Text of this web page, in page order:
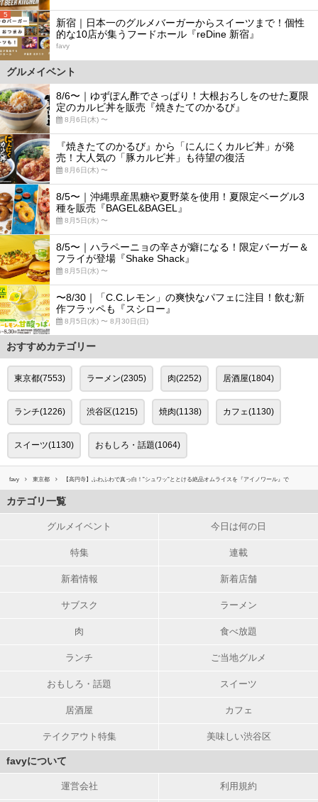
5
新宿｜日本一のグルメバーガーからスイーツまで！個性
的な10店が集うフードホール『reDine 新宿』
favy
グルメイベント
8/6〜｜ゆずぽん酢でさっぱり！大根おろしをのせた夏限
定のカルビ丼を販売『焼きたてのかるび』
8月6日(木) 〜
『焼きたてのかるび』から「にんにくカルビ丼」が発
売！大人気の「豚カルビ丼」も待望の復活
8月6日(木) 〜
8/5〜｜沖縄県産黒糖や夏野菜を使用！夏限定ベーグル3
種を販売『BAGEL&BAGEL』
8月5日(水) 〜
8/5〜｜ハラペーニョの辛さが癖になる！限定バーガー＆
フライが登場『Shake Shack』
8月5日(水) 〜
〜8/30｜「C.C.レモン」の爽快なパフェに注目！飲む新
作フラッペも『スシロー』
8月5日(水) 〜 8月30日(日)
おすすめカテゴリー
東京都(7553) ラーメン(2305) 肉(2252) 居酒屋(1804)
ランチ(1226) 渋谷区(1215) 焼肉(1138) カフェ(1130)
スイーツ(1130) おもしろ・話題(1064)
favy 東京都 【高円寺】ふわふわで真っ白！”シュワッ”ととける絶品オムライスを『アイノワール』で
カテゴリ一覧
グルメイベント 今日は何の日
特集 連載
新着情報 新着店舗
サブスク ラーメン
肉 食べ放題
ランチ ご当地グルメ
おもしろ・話題 スイーツ
居酒屋 カフェ
テイクアウト特集 美味しい渋谷区
favyについて
運営会社 利用規約